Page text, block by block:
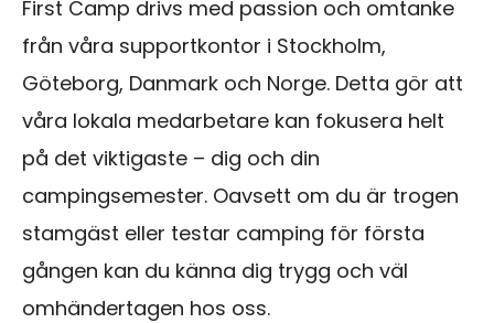
First Camp drivs med passion och omtanke
från våra supportkontor i Stockholm,
Göteborg, Danmark och Norge. Detta gör att
våra lokala medarbetare kan fokusera helt
på det viktigaste – dig och din
campingsemester. Oavsett om du är trogen
stamgäst eller testar camping för första
gången kan du känna dig trygg och väl
omhändertagen hos oss.